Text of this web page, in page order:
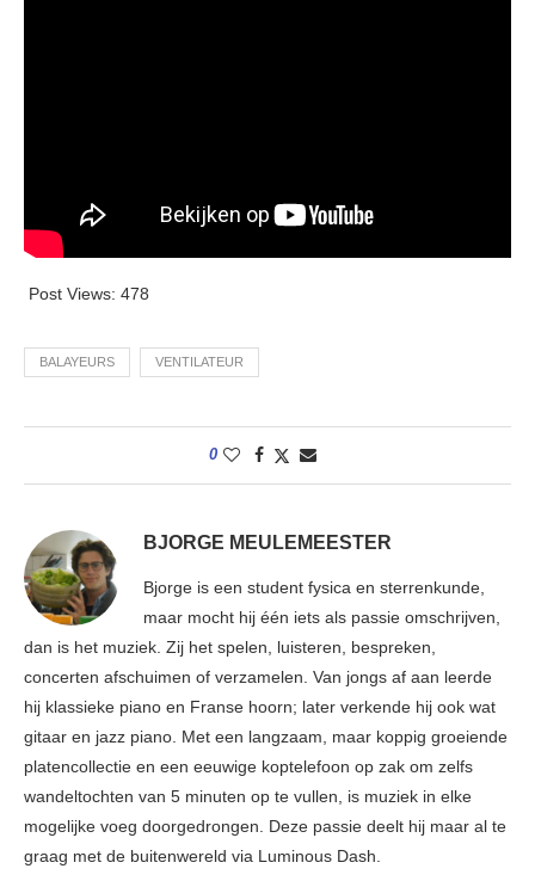
Post Views: 478
BALAYEURS VENTILATEUR
0
BJORGE MEULEMEESTER
Bjorge is een student fysica en sterrenkunde,
maar mocht hij één iets als passie omschrijven,
dan is het muziek. Zij het spelen, luisteren, bespreken,
concerten afschuimen of verzamelen. Van jongs af aan leerde
hij klassieke piano en Franse hoorn; later verkende hij ook wat
gitaar en jazz piano. Met een langzaam, maar koppig groeiende
platencollectie en een eeuwige koptelefoon op zak om zelfs
wandeltochten van 5 minuten op te vullen, is muziek in elke
mogelijke voeg doorgedrongen. Deze passie deelt hij maar al te
graag met de buitenwereld via Luminous Dash.